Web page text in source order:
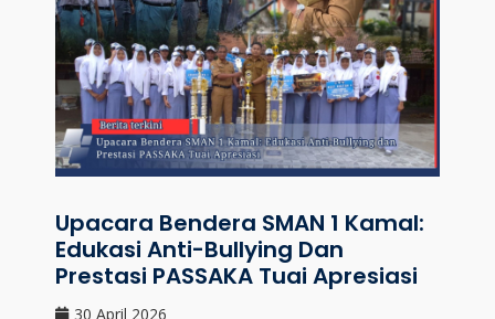
Upacara Bendera SMAN 1 Kamal:
Edukasi Anti-Bullying Dan
Prestasi PASSAKA Tuai Apresiasi
30 April 2026